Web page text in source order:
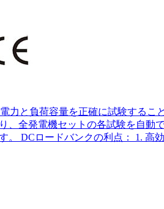
力と負荷容量を正確に試験する
、全発電機セットの各試験を自
DCロードバンクの利点： 1.